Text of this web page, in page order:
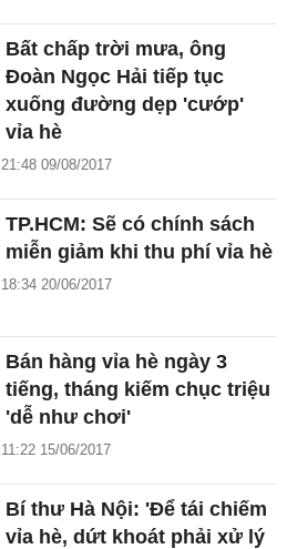
Bất chấp trời mưa, ông
Đoàn Ngọc Hải tiếp tục
xuống đường dẹp 'cướp'
vỉa hè
21:48 09/08/2017
TP.HCM: Sẽ có chính sách
miễn giảm khi thu phí vỉa hè
18:34 20/06/2017
Bán hàng vỉa hè ngày 3
tiếng, tháng kiếm chục triệu
'dễ như chơi'
11:22 15/06/2017
Bí thư Hà Nội: 'Để tái chiếm
vỉa hè, dứt khoát phải xử lý